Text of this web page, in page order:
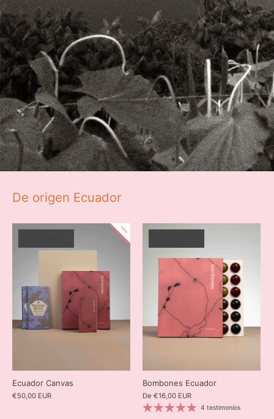
De origen Ecuador
Ecuador Canvas
€50,00 EUR
Bombones Ecuador
De €16,00 EUR
4 testimonios